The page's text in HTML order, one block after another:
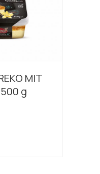
MIT
g